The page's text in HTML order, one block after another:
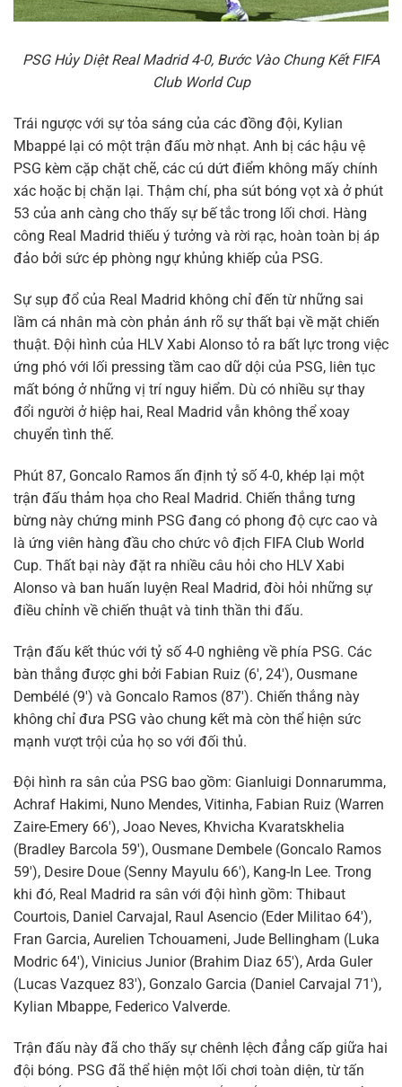
PSG Hủy Diệt Real Madrid 4-0, Bước Vào Chung Kết FIFA
Club World Cup
Trái ngược với sự tỏa sáng của các đồng đội, Kylian
Mbappé lại có một trận đấu mờ nhạt. Anh bị các hậu vệ
PSG kèm cặp chặt chẽ, các cú dứt điểm không mấy chính
xác hoặc bị chặn lại. Thậm chí, pha sút bóng vọt xà ở phút
53 của anh càng cho thấy sự bế tắc trong lối chơi. Hàng
công Real Madrid thiếu ý tưởng và rời rạc, hoàn toàn bị áp
đảo bởi sức ép phòng ngự khủng khiếp của PSG.
Sự sụp đổ của Real Madrid không chỉ đến từ những sai
lầm cá nhân mà còn phản ánh rõ sự thất bại về mặt chiến
thuật. Đội hình của HLV Xabi Alonso tỏ ra bất lực trong việc
ứng phó với lối pressing tầm cao dữ dội của PSG, liên tục
mất bóng ở những vị trí nguy hiểm. Dù có nhiều sự thay
đổi người ở hiệp hai, Real Madrid vẫn không thể xoay
chuyển tình thế.
Phút 87, Goncalo Ramos ấn định tỷ số 4-0, khép lại một
trận đấu thảm họa cho Real Madrid. Chiến thắng tưng
bừng này chứng minh PSG đang có phong độ cực cao và
là ứng viên hàng đầu cho chức vô địch FIFA Club World
Cup. Thất bại này đặt ra nhiều câu hỏi cho HLV Xabi
Alonso và ban huấn luyện Real Madrid, đòi hỏi những sự
điều chỉnh về chiến thuật và tinh thần thi đấu.
Trận đấu kết thúc với tỷ số 4-0 nghiêng về phía PSG. Các
bàn thắng được ghi bởi Fabian Ruiz (6′, 24′), Ousmane
Dembélé (9′) và Goncalo Ramos (87′). Chiến thắng này
không chỉ đưa PSG vào chung kết mà còn thể hiện sức
mạnh vượt trội của họ so với đối thủ.
Đội hình ra sân của PSG bao gồm: Gianluigi Donnarumma,
Achraf Hakimi, Nuno Mendes, Vitinha, Fabian Ruiz (Warren
Zaire-Emery 66′), Joao Neves, Khvicha Kvaratskhelia
(Bradley Barcola 59′), Ousmane Dembele (Goncalo Ramos
59′), Desire Doue (Senny Mayulu 66′), Kang-In Lee. Trong
khi đó, Real Madrid ra sân với đội hình gồm: Thibaut
Courtois, Daniel Carvajal, Raul Asencio (Eder Militao 64′),
Fran Garcia, Aurelien Tchouameni, Jude Bellingham (Luka
Modric 64′), Vinicius Junior (Brahim Diaz 65′), Arda Guler
(Lucas Vazquez 83′), Gonzalo Garcia (Daniel Carvajal 71′),
Kylian Mbappe, Federico Valverde.
Trận đấu này đã cho thấy sự chênh lệch đẳng cấp giữa hai
đội bóng. PSG đã thể hiện một lối chơi toàn diện, từ tấn